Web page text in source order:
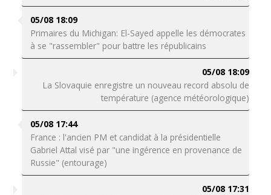
05/08 18:09
Primaires du Michigan: El-Sayed appelle les démocrates
à se "rassembler" pour battre les républicains
05/08 18:09
La Slovaquie enregistre un nouveau record absolu de
température (agence météorologique)
05/08 17:44
France : l'ancien PM et candidat à la présidentielle
Gabriel Attal visé par "une ingérence en provenance de
Russie" (entourage)
05/08 17:31